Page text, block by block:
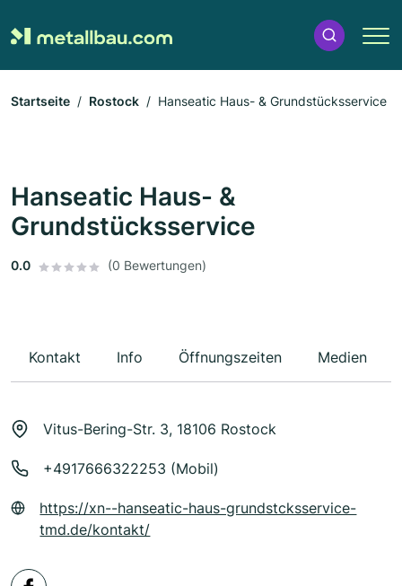
Startseite Rostock Hanseatic Haus- & Grundstücksservice
Hanseatic Haus- &
Grundstücksservice
0.0 (0 Bewertungen)
Kontakt Info Öffnungszeiten Medien
Vitus-Bering-Str. 3, 18106 Rostock
+4917666322253 (Mobil)
https://xn--hanseatic-haus-grundstcksservice-
tmd.de/kontakt/